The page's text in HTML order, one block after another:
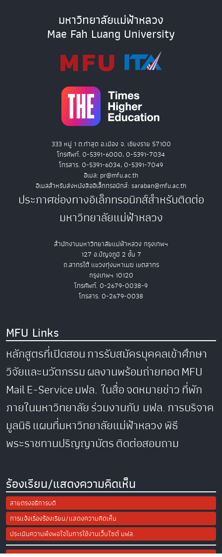
มหาวิทยาลัยแม่ฟ้าหลวง
Mae Fah Luang University
333 หมู่ 1 ต.ท่าสุด อ.เมือง จ. เชียงราย 57100
โทรศัพท์. 0-5391-6000, 0-5391-7034
โทรสาร. 0-5391-6034, 0-5391-7049
อีเมล: pr@mfu.ac.th
อีเมลสำหรับส่งหนังสืออิเล็กทรอนิกส์: saraban@mfu.ac.th
ประกาศช่องทางอิเล็กทรอนิกส์สำหรับติดต่อ
มหาวิทยาลัยแม่ฟ้าหลวง
สำนักงานมหาวิทยาลัยแม่ฟ้าหลวง กรุงเทพฯ
127 อ.ปัญจภูมิ 2 ชั้น 7
ถ.สาทรใต้ แขวงทุ่งมหาเมฆ เขตสาทร
กรุงเทพฯ 10120
โทรศัพท์. 0-2679-0038-9
โทรสาร. 0-2679-0038
MFU Links
หลักสูตรที่เปิดสอนการรับสมัครบุคคลเข้าศึกษา
วิจัยและนวัตกรรมผลงานพร้อมถ่ายทอดMFU
MailE-Serviceมฟล. ในสื่อจดหมายข่าวที่พัก
ภายในมหาวิทยาลัยร่วมงานกับ มฟล.การบริจาค
มูลนิธิแผนที่มหาวิทยาลัยแม่ฟ้าหลวงพิธี
พระราชทานปริญญาบัตรติดต่อสอบถาม
ร้องเรียน/แสดงความคิดเห็น
สายตรงอธิการบดี
การแจ้งเรื่องร้องเรียน/แสดงความคิดเห็น
ประเมินความพึงพอใจในการใช้งานเว็บไซต์ มฟล.